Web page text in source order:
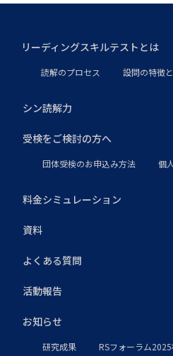
リーディングスキルテストとは
読解のプロセス 設問の特徴
シン読解力
受検をご検討の方へ
団体受検のお申込み方法 個
料金シミュレーション
資料
よくある質問
活動報告
お知らせ
研究成果 RSフォーラム